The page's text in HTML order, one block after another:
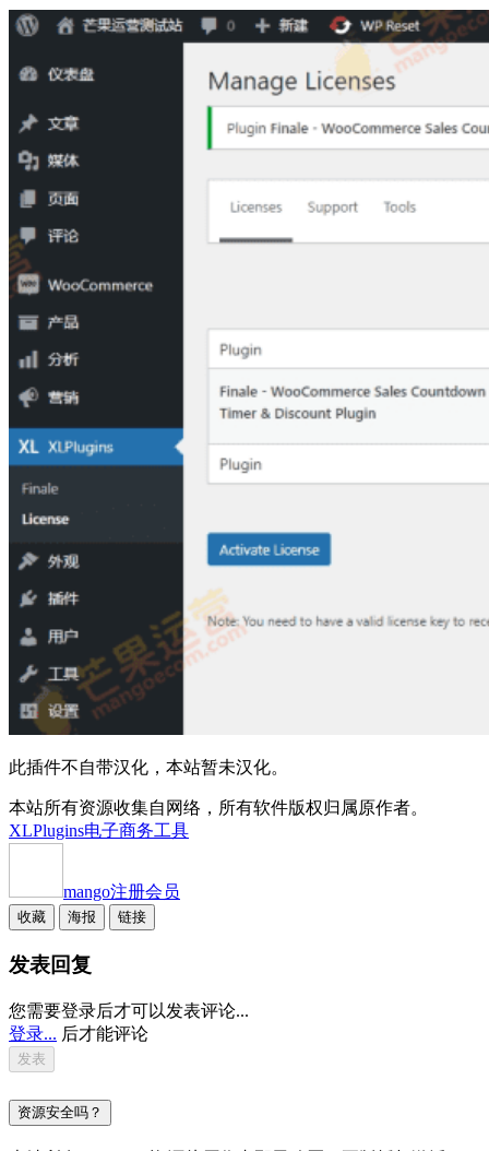
此插件不自带汉化，本站暂未汉化。
本站所有资源收集自网络，所有软件版权归属原作者。
XLPlugins电子商务工具
mango注册会员
收藏 海报 链接
发表回复
您需要登录后才可以发表评论...
登录... 后才能评论
资源安全吗？